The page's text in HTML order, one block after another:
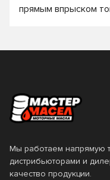
прямым впрыском
Мы работаем напрямую
дистрибьюторами и
качество продукции.